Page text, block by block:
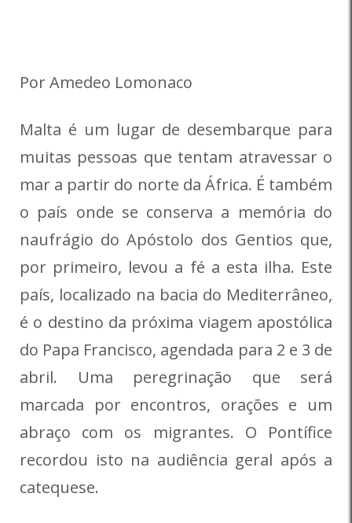
Por Amedeo Lomonaco
Malta é um lugar de desembarque para
muitas pessoas que tentam atravessar o
mar a partir do norte da África. É também
o país onde se conserva a memória do
naufrágio do Apóstolo dos Gentios que,
por primeiro, levou a fé a esta ilha. Este
país, localizado na bacia do Mediterrâneo,
é o destino da próxima viagem apostólica
do Papa Francisco, agendada para 2 e 3 de
abril. Uma peregrinação que será
marcada por encontros, orações e um
abraço com os migrantes. O Pontífice
recordou isto na audiência geral após a
catequese.